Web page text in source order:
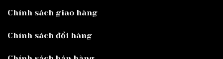
Chính sách giao hàng
Chính sách đổi hàng